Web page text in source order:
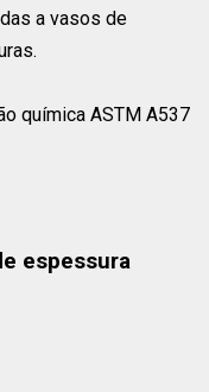
a vasos de
química ASTM A537
espessura